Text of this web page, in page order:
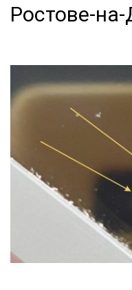
Ростове-